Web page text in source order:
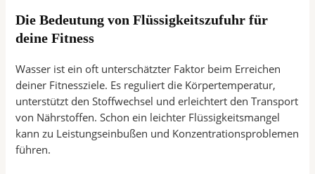
Die Bedeutung von Flüssigkeitszufuhr für
deine Fitness
Wasser ist ein oft unterschätzter Faktor beim Erreichen
deiner Fitnessziele. Es reguliert die Körpertemperatur,
unterstützt den Stoffwechsel und erleichtert den Transport
von Nährstoffen. Schon ein leichter Flüssigkeitsmangel
kann zu Leistungseinbußen und Konzentrationsproblemen
führen.